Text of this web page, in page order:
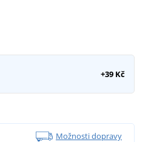
+39 Kč
Možnosti dopravy